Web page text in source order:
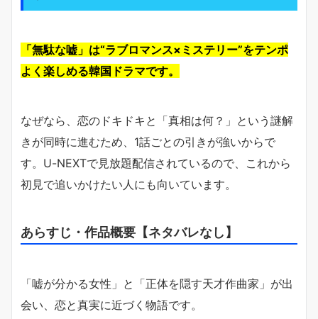
「無駄な嘘」は“ラブロマンス×ミステリー”をテンポ
よく楽しめる韓国ドラマです。
なぜなら、恋のドキドキと「真相は何？」という謎解
きが同時に進むため、1話ごとの引きが強いからで
す。U-NEXTで見放題配信されているので、これから
初見で追いかけたい人にも向いています。
あらすじ・作品概要【ネタバレなし】
「嘘が分かる女性」と「正体を隠す天才作曲家」が出
会い、恋と真実に近づく物語です。